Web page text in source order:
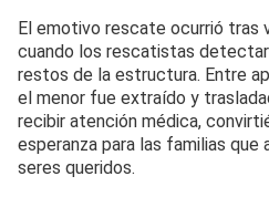
El emotivo rescate ocurrió tras
cuando los rescatistas
restos de la estructura. Entre
el menor fue extraído y
recibir atención médica,
esperanza para las familias que
seres queridos.